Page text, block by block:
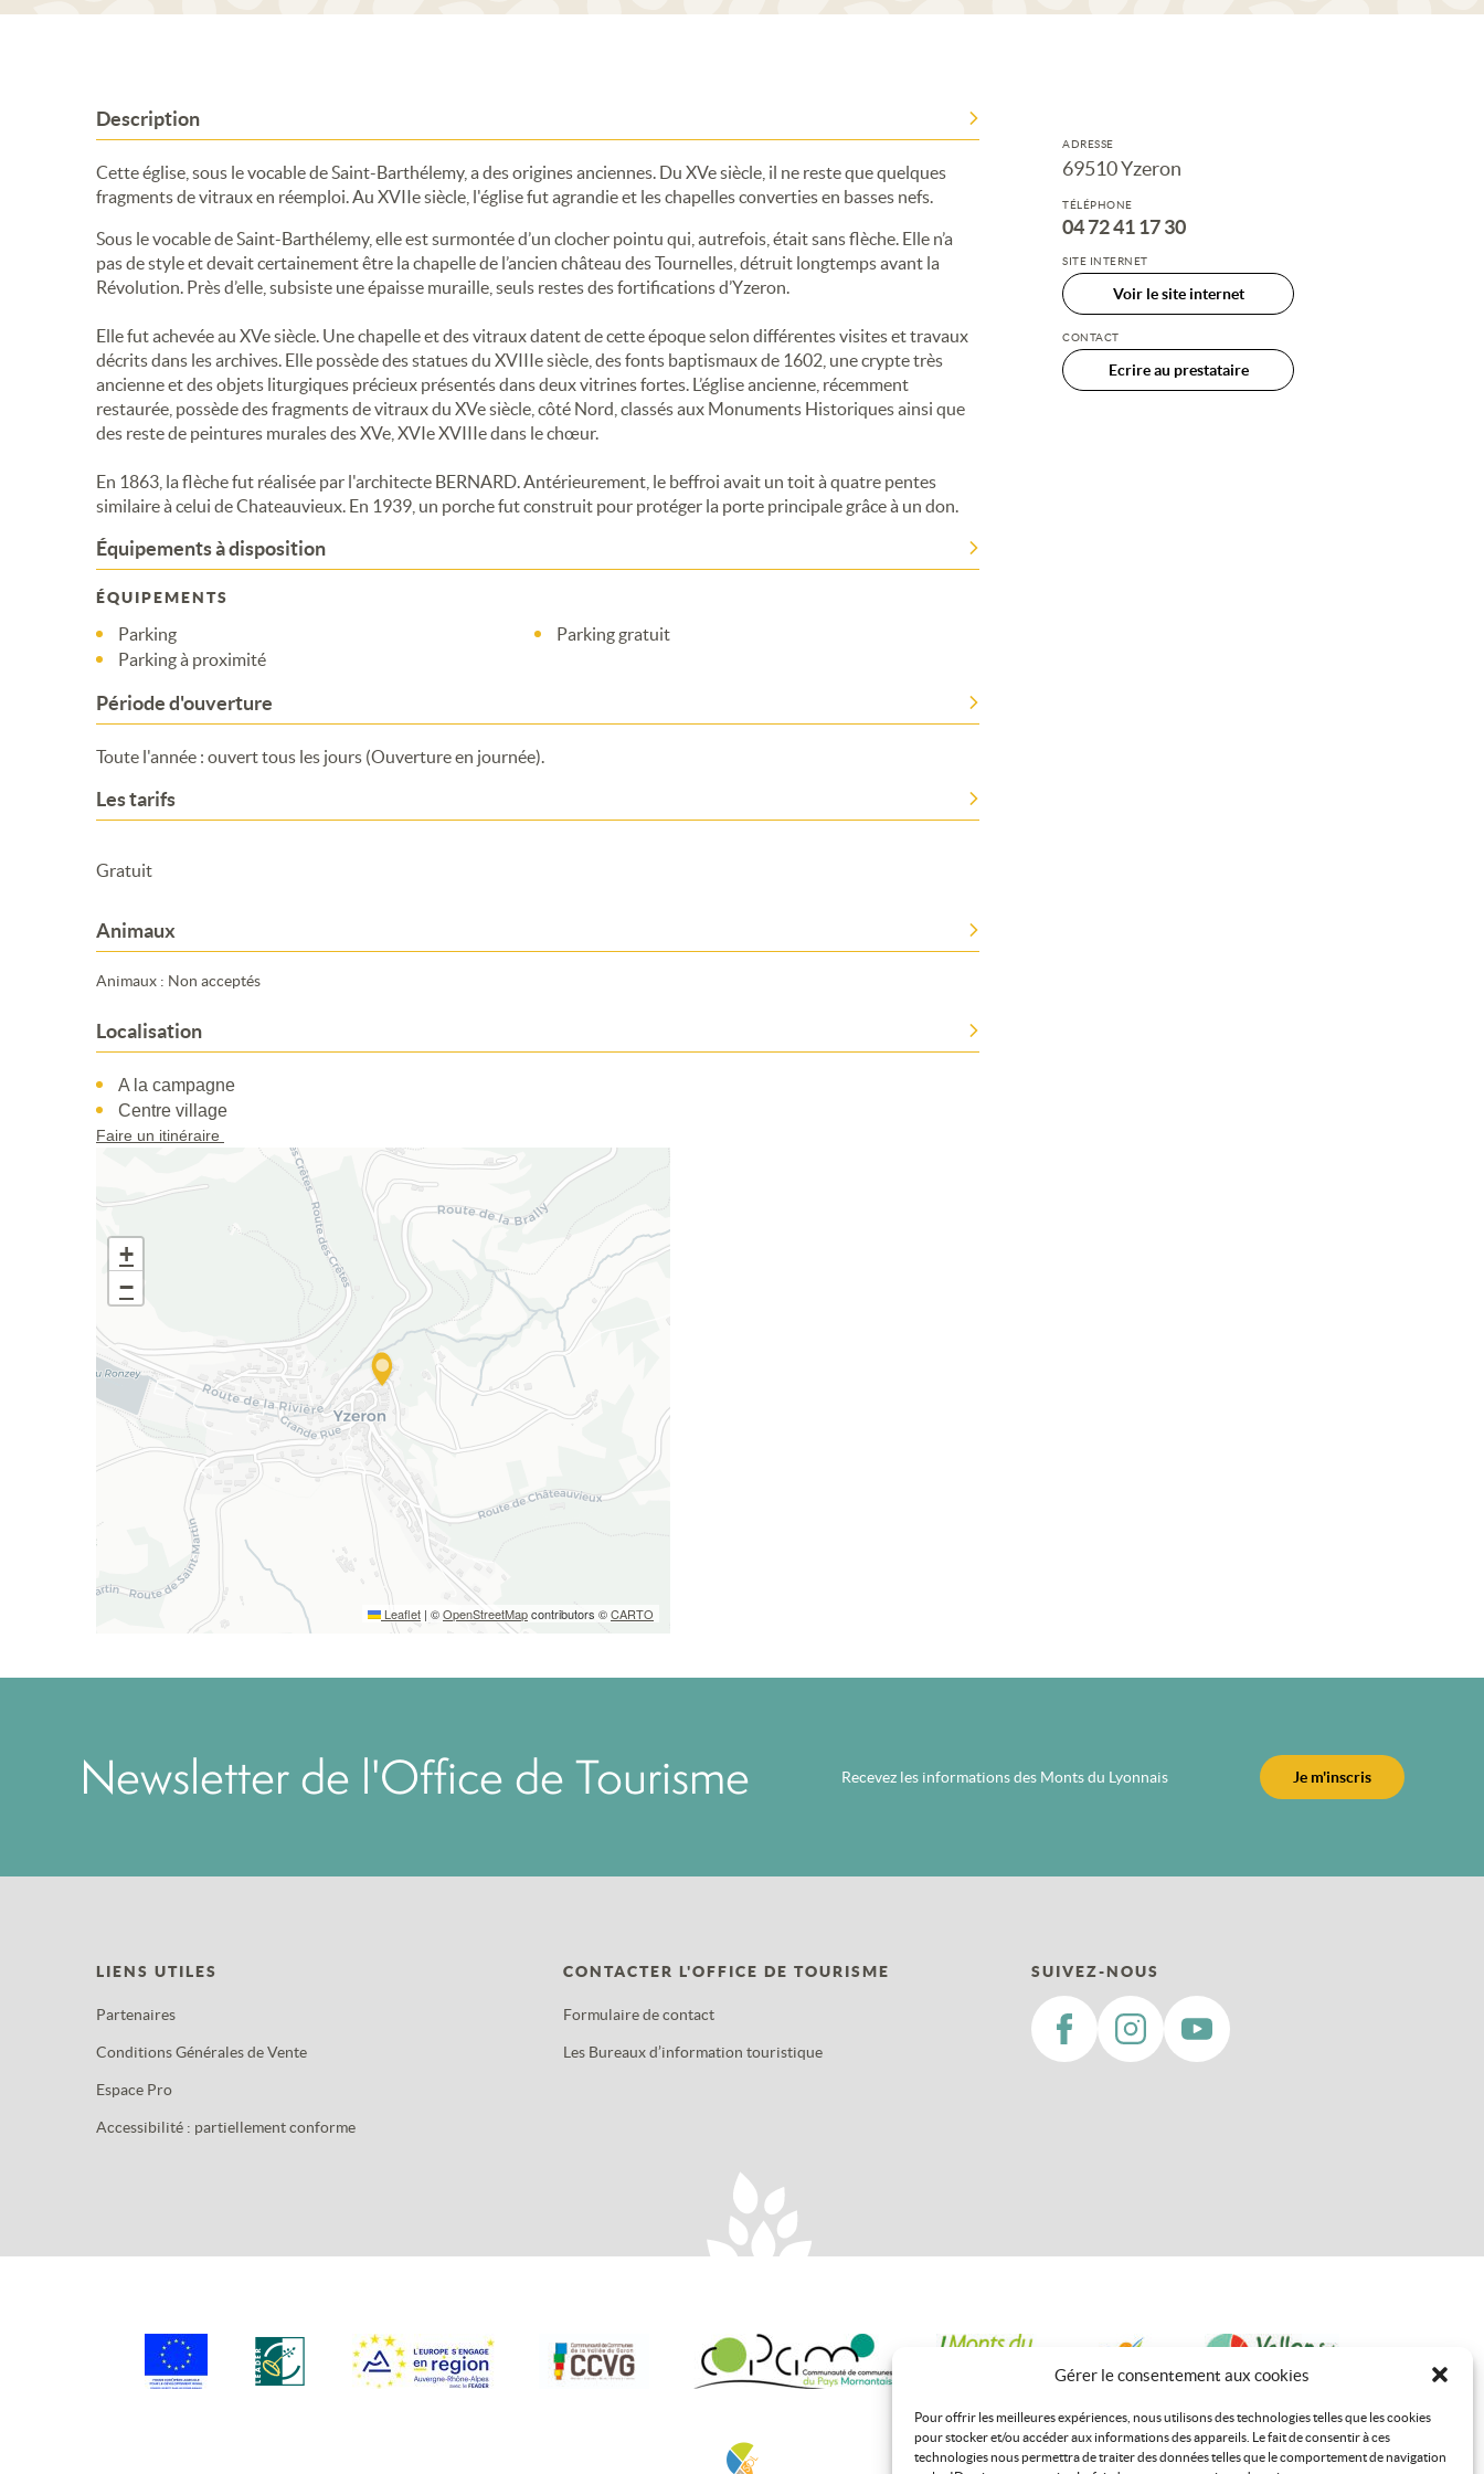
Gérer le consentement aux cookies
Pour offrir les meilleures expériences, nous utilisons des technologies telles que les cookies
pour stocker et/ou accéder aux informations des appareils. Le fait de consentir à ces
technologies nous permettra de traiter des données telles que le comportement de navigation
Description
Cette église, sous le vocable de Saint-Barthélemy, a des origines anciennes. Du XVe siècle, il ne reste que quelques
fragments de vitraux en réemploi. Au XVIIe siècle, l'église fut agrandie et les chapelles converties en basses nefs.
Sous le vocable de Saint-Barthélemy, elle est surmontée d’un clocher pointu qui, autrefois, était sans flèche. Elle n’a
pas de style et devait certainement être la chapelle de l’ancien château des Tournelles, détruit longtemps avant la
Révolution. Près d’elle, subsiste une épaisse muraille, seuls restes des fortifications d’Yzeron.
Elle fut achevée au XVe siècle. Une chapelle et des vitraux datent de cette époque selon différentes visites et travaux
décrits dans les archives. Elle possède des statues du XVIIIe siècle, des fonts baptismaux de 1602, une crypte très
ancienne et des objets liturgiques précieux présentés dans deux vitrines fortes. L’église ancienne, récemment
restaurée, possède des fragments de vitraux du XVe siècle, côté Nord, classés aux Monuments Historiques ainsi que
des reste de peintures murales des XVe, XVIe XVIIIe dans le chœur.
En 1863, la flèche fut réalisée par l'architecte BERNARD. Antérieurement, le beffroi avait un toit à quatre pentes
similaire à celui de Chateauvieux. En 1939, un porche fut construit pour protéger la porte principale grâce à un don.
Équipements à disposition
ÉQUIPEMENTS
Parking
Parking à proximité
Parking gratuit
Période d'ouverture
Toute l'année : ouvert tous les jours (Ouverture en journée).
Les tarifs
Gratuit
Animaux
Animaux : Non acceptés
Localisation
A la campagne
Centre village
Faire un itinéraire
+
−
Leaflet | ©OpenStreetMapcontributors ©CARTO
ADRESSE
69510 Yzeron
TÉLÉPHONE
04 72 41 17 30
SITE INTERNET
Voir le site internet
CONTACT
Ecrire au prestataire
Newsletter de l'Office de Tourisme Recevez les informations des Monts du Lyonnais Je m'inscris
LIENS UTILES
Partenaires
Conditions Générales de Vente
Espace Pro
Accessibilité : partiellement conforme
CONTACTER L'OFFICE DE TOURISME
Formulaire de contact
Les Bureaux d’information touristique
SUIVEZ-NOUS